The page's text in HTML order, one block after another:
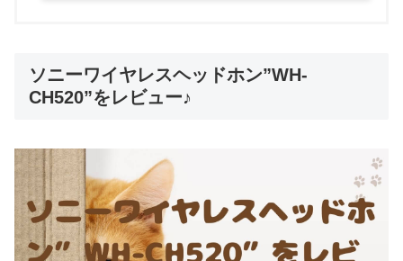
ソニーワイヤレスヘッドホン”WH-
CH520”をレビュー♪